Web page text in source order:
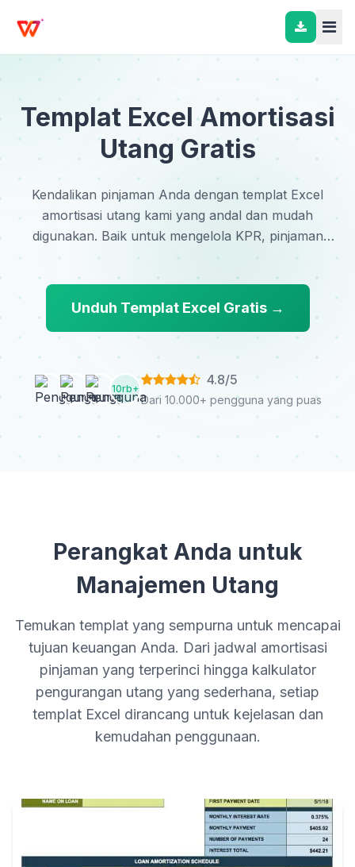
Templat Excel Amortisasi
Utang Gratis
Kendalikan pinjaman Anda dengan templat Excel
amortisasi utang kami yang andal dan mudah
digunakan. Baik untuk mengelola KPR, pinjaman
mobil, atau utang pribadi, templat gratis kami
menyediakan jadwal pembayaran yang jelas,
membantu Anda melacak pokok dan bunga dari
waktu ke waktu. Unduh sekarang dan mulailah
perjalanan Anda untuk bebas utang.
Unduh Templat Excel Gratis →
10rb+
4.8/5
Dari 10.000+ pengguna yang puas
Perangkat Anda untuk
Manajemen Utang
Temukan templat yang sempurna untuk mencapai
tujuan keuangan Anda. Dari jadwal amortisasi
pinjaman yang terperinci hingga kalkulator
pengurangan utang yang sederhana, setiap
templat Excel dirancang untuk kejelasan dan
kemudahan penggunaan.